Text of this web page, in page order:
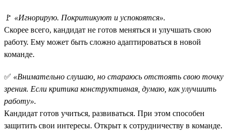
🚩 «Игнорирую. Покритикуют и успокоятся».
Скорее всего, кандидат не готов меняться и улучшать свою
работу. Ему может быть сложно адаптироваться в новой
команде.
✅ «Внимательно слушаю, но стараюсь отстоять свою точку
зрения. Если критика конструктивная, думаю, как улучшить
работу».
Кандидат готов учиться, развиваться. При этом способен
защитить свои интересы. Открыт к сотрудничеству в команде.